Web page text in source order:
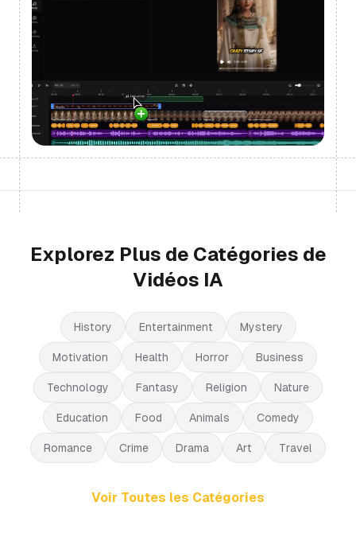
Explorez Plus de Catégories de
Vidéos IA
History Entertainment Mystery
Motivation Health Horror Business
Technology Fantasy Religion Nature
Education Food Animals Comedy
Romance Crime Drama Art Travel
Voir Toutes les Catégories